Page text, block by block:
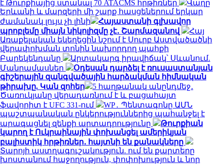
է Թուրքիայից ստանալ 70 ATACMS հրթիռներ
Վաղը
Երևանի և մարզերի մի շարք հասցեներում երկար
ժամանակ լույս չի լինի
Հայաստանի գլխավոր
պրոբլեմը միայն նիկոլիզմը չէ․ Շարմազանով
Հայ
Առաքելական եկեղեցին նշում է Սուրբ Աստվածածնի
վերափոխման տոնին նախորդող պահքի
Բարեկենդանը
Արտակարգ իրավիճակ՝ Սևանում.
Մանրամասներ
Օդեսան դարձել է ռուսաստանյան
գիշերային զանգվածային հարձակման հիմնական
թիրախը. Կան զոհեր
5 հաղթանակ անընդմեջ․
Ծառուկյանը վերադառնում է և բացահայտ
ֆավորիտ է UFC 331-ում
WP․ Պենտագոնը ԱՄՆ
պաշտպանական ընկերություններից պահանջել է
արագացնել զենքի արտադրությունը
Թուրքիան
կարող է Ուկրաինային փոխանցել ամերիկյան
բալիստիկ հրթիռներ․ հայտնի են քանակները
Տարոյի աստղագուշակություն. ում են քարտերը
խոստանում հաջողություն, փոփոխություն և նոր